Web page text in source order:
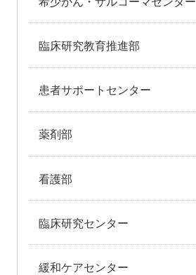
臨床研究教育推進部
患者サポートセンター
薬剤部
看護部
臨床研究センター
緩和ケアセンター